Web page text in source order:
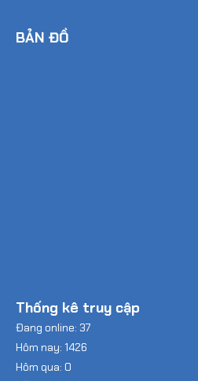
BẢN ĐỒ
Thống kê truy cập
Đang online: 37
Hôm nay: 1426
Hôm qua: 0